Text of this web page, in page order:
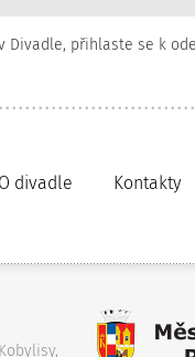
přihlaste se k
O divadle Kontakty